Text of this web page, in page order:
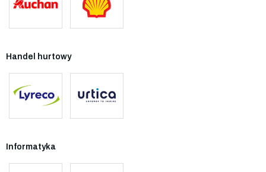
Handel hurtowy
Informatyka